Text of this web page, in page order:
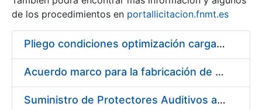
Erakutsi/Ezkutatu
de los procedimientos en portallicitacion.fnmt.es
Pliego condiciones optimización cargas compras firmado
Acuerdo marco para la fabricación de piezas
Suministro de Protectores Auditivos a medida para las personas trabajadoras de los Centros de Trabajo de Madrid y Burgos